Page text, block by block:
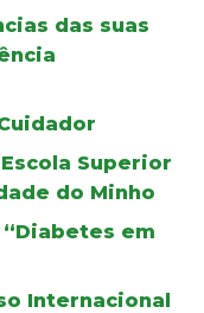
das suas
Superior
do Minho
em
Internacional